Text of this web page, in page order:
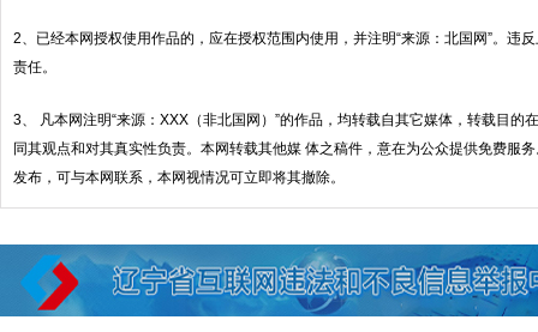
2、已经本网授权使用作品的，应在授权范围内使用，并注明“来源：北国网”。违
责任。
3、 凡本网注明“来源：XXX（非北国网）”的作品，均转载自其它媒体，转载目的
同其观点和对其真实性负责。本网转载其他媒 体之稿件，意在为公众提供免费服
发布，可与本网联系，本网视情况可立即将其撤除。